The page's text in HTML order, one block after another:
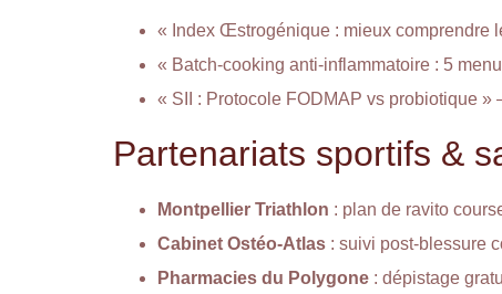
« Index Œstrogénique : mieux comprendre
« Batch-cooking anti-inflammatoire : 5
« SII : Protocole FODMAP vs probiotique »
Partenariats sportifs &
Montpellier Triathlon : plan de ravito
Cabinet Ostéo-Atlas : suivi post-blessure
Pharmacies du Polygone : dépistage